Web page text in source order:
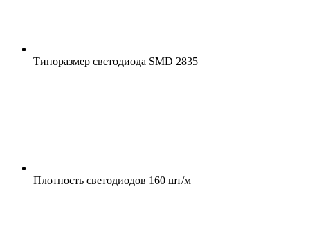
Типоразмер светодиода SMD 2835
Плотность светодиодов 160 шт/м